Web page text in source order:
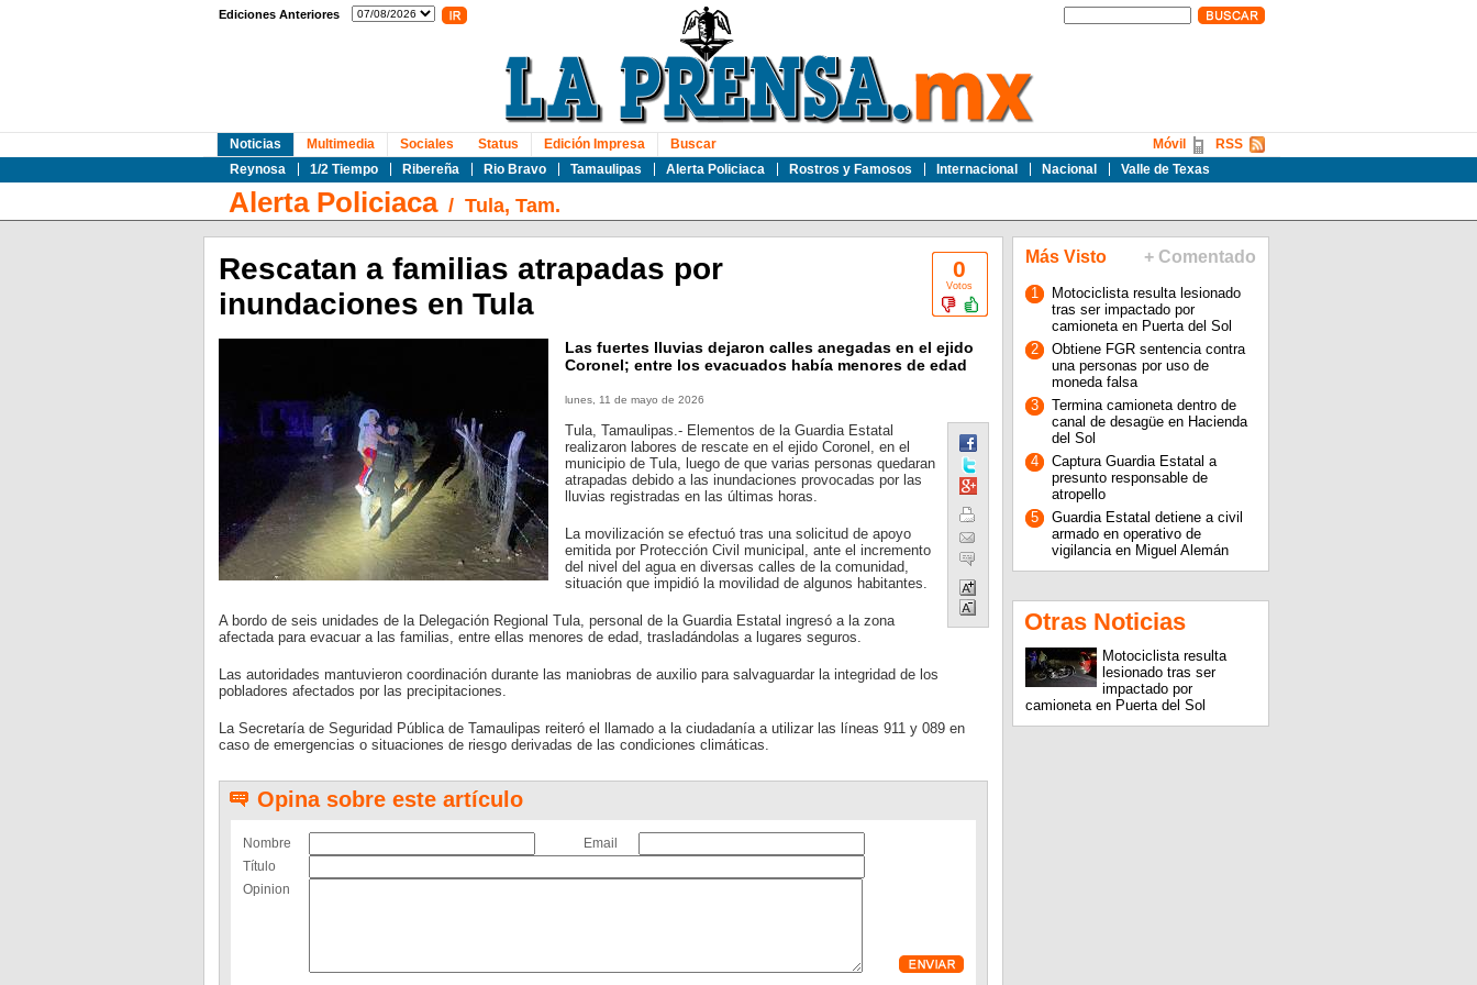
Ediciones Anteriores
Noticias
Reynosa
1/2 Tiempo Ribereña Rio Bravo Tamaulipas Alerta Policiaca Rostros y Famosos Internacional Nacional Valle de Texas
Multimedia Sociales Status Edición Impresa Buscar RSS
Móvil
Alerta Policiaca/ Tula, Tam.
0
Votos
Rescatan a familias atrapadas por
inundaciones en Tula
Las fuertes lluvias dejaron calles anegadas en el ejido
Coronel; entre los evacuados había menores de edad
lunes, 11 de mayo de 2026
Tula, Tamaulipas.- Elementos de la Guardia Estatal
realizaron labores de rescate en el ejido Coronel, en el
municipio de Tula, luego de que varias personas quedaran
atrapadas debido a las inundaciones provocadas por las
lluvias registradas en las últimas horas.
La movilización se efectuó tras una solicitud de apoyo
emitida por Protección Civil municipal, ante el incremento
del nivel del agua en diversas calles de la comunidad,
situación que impidió la movilidad de algunos habitantes.
A bordo de seis unidades de la Delegación Regional Tula, personal de la Guardia Estatal ingresó a la zona
afectada para evacuar a las familias, entre ellas menores de edad, trasladándolas a lugares seguros.
Las autoridades mantuvieron coordinación durante las maniobras de auxilio para salvaguardar la integridad de los
pobladores afectados por las precipitaciones.
La Secretaría de Seguridad Pública de Tamaulipas reiteró el llamado a la ciudadanía a utilizar las líneas 911 y 089 en
caso de emergencias o situaciones de riesgo derivadas de las condiciones climáticas.
Opina sobre este artículo
Nombre
Email
Título
Opinion
Más Visto + Comentado
1
Motociclista resulta lesionado
tras ser impactado por
camioneta en Puerta del Sol
2
Obtiene FGR sentencia contra
una personas por uso de
moneda falsa
3
Termina camioneta dentro de
canal de desagüe en Hacienda
del Sol
4
Captura Guardia Estatal a
presunto responsable de
atropello
5
Guardia Estatal detiene a civil
armado en operativo de
vigilancia en Miguel Alemán
Otras Noticias
Motociclista resulta
lesionado tras ser
impactado por
camioneta en Puerta del Sol